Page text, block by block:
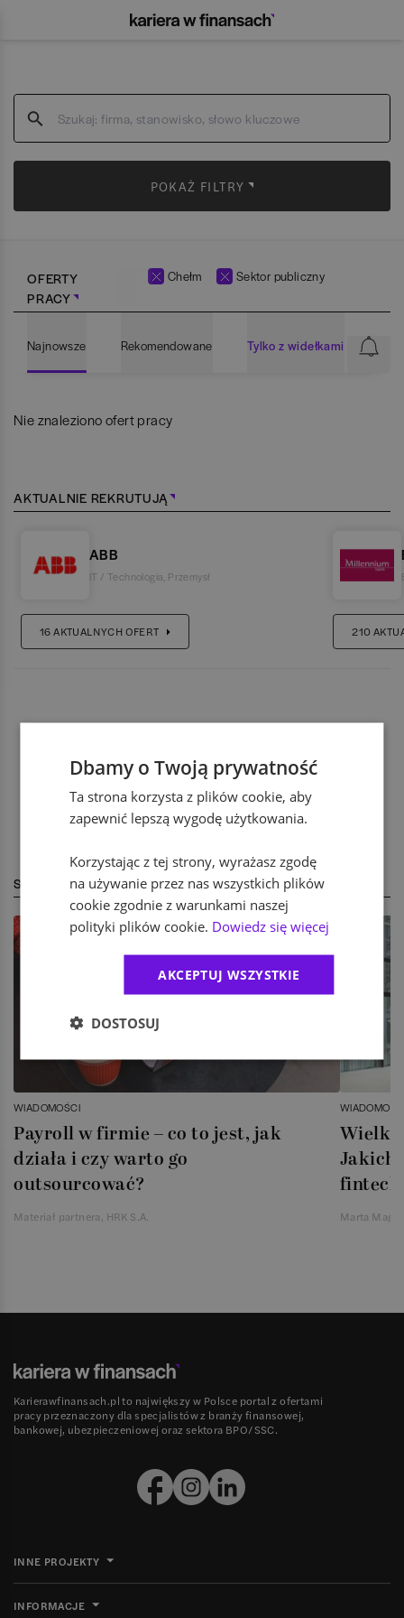
POKAŻ FILTRY
OFERTY
PRACY
Chełm Sektor publiczny
Najnowsze Rekomendowane Tylko z widełkami
Nie znaleziono ofert pracy
AKTUALNIE REKRUTUJĄ
ABB
IT / Technologia Przemysł
16AKTUALNYCH OFERT 210
STREFA EKSPERTA
WIADOMOŚCI
Payroll w firmie – co to jest, jak
działa i czy warto go
outsourcować?
Materiał partnera, HRK S.A.
Jakich
Marta
Karierawfinansach.pl to największy w Polsce portal z ofertami
pracy przeznaczony dla specjalistów z branży finansowej,
bankowej, ubezpieczeniowej oraz sektora BPO/SSC.
INNE PROJEKTY
INFORMACJE
Dbamy o Twoją prywatność
Ta strona korzysta z plików cookie, aby
zapewnić lepszą wygodę użytkowania.
Korzystając z tej strony, wyrażasz zgodę
na używanie przez nas wszystkich plików
cookie zgodnie z warunkami naszej
polityki plików cookie. Dowiedz się więcej
AKCEPTUJ WSZYSTKIE
DOSTOSUJ